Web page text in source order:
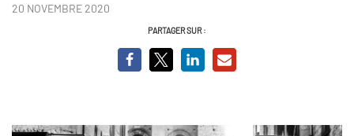
20 NOVEMBRE 2020
PARTAGER SUR :